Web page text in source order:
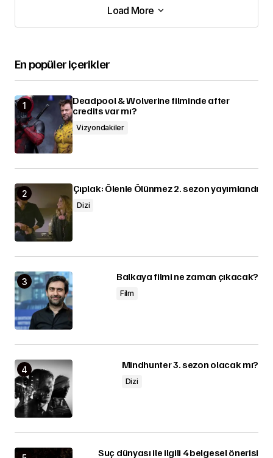
Load More
Load More
En popüler içerikler
Deadpool & Wolverine filminde after
credits var mı?
Vizyondakiler
Çıplak: Ölenle Ölünmez 2. sezon yayımlandı
Dizi
Balkaya filmi ne zaman çıkacak?
Film
Mindhunter 3. sezon olacak mı?
Dizi
Suç dünyası ile ilgili 4 belgesel önerisi